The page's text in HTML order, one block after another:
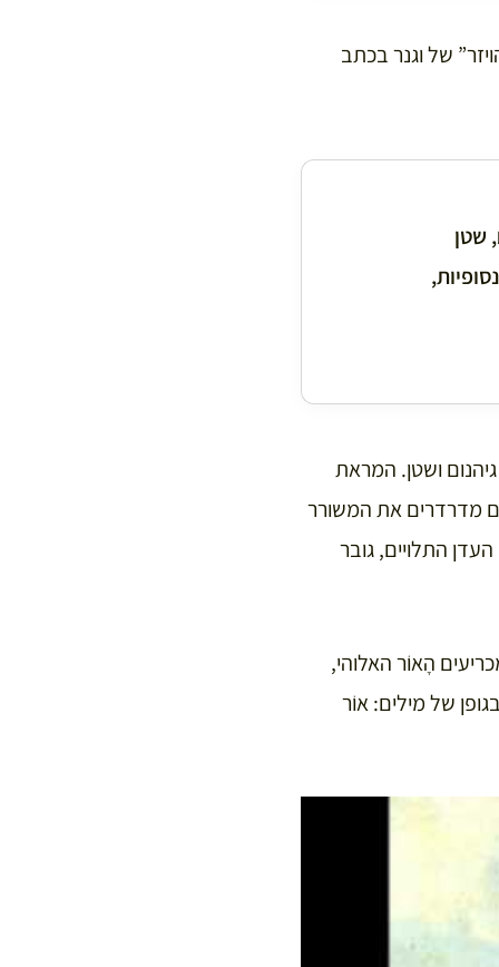
של וגנר בכתב
שטן
ושטן. המראת
מדרדרים את המשורר
התלויים, גובר
הָאוֹר האלוהי,
של מילים: אוֹר